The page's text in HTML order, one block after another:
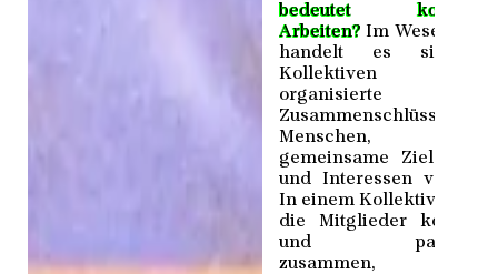
bedeutet
Arbeiten? Im
handelt es sich
Kollektiven
organisierte
Zusammenschlüsse
Menschen,
gemeinsame Ziele,
und Interessen
In einem Kollektiv
die Mitglieder
und
zusammen,